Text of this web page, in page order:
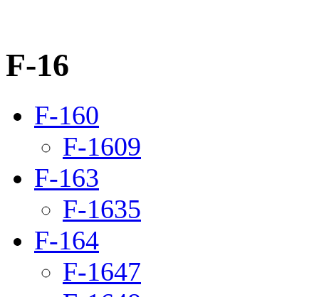
F-16
F-160
F-1609
F-163
F-1635
F-164
F-1647